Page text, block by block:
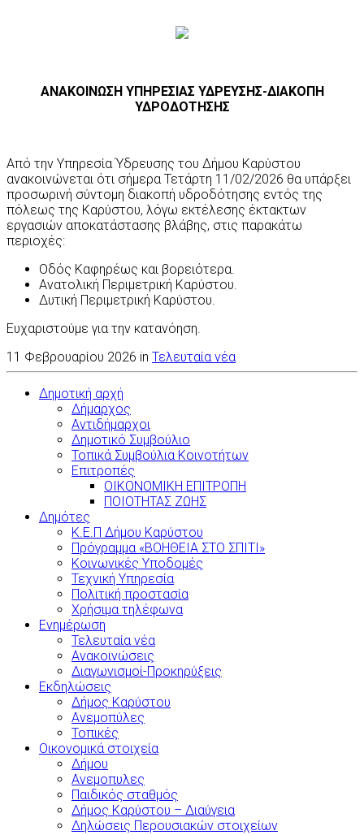
ΑΝΑΚΟΙΝΩΣΗ ΥΠΗΡΕΣΙΑΣ ΥΔΡΕΥΣΗΣ-ΔΙΑΚΟΠΗ
ΥΔΡΟΔΟΤΗΣΗΣ
Από την Υπηρεσία Ύδρευσης του Δήμου Καρύστου
ανακοινώνεται ότι σήμερα Τετάρτη 11/02/2026 θα υπάρξει
προσωρινή σύντομη διακοπή υδροδότησης εντός της
πόλεως της Καρύστου, λόγω εκτέλεσης έκτακτων
εργασιών αποκατάστασης βλάβης, στις παρακάτω
περιοχές:
Οδός Καφηρέως και βορειότερα.
Ανατολική Περιμετρική Καρύστου.
Δυτική Περιμετρική Καρύστου.
Ευχαριστούμε για την κατανόηση.
11 Φεβρουαρίου 2026 in Τελευταία νέα
Δημοτική αρχή
Δήμαρχος
Αντιδήμαρχοι
Δημοτικό Συμβούλιο
Τοπικά Συμβούλια Κοινοτήτων
Επιτροπές
ΟΙΚΟΝΟΜΙΚΗ ΕΠΙΤΡΟΠΗ
ΠΟΙΟΤΗΤΑΣ ΖΩΗΣ
Δημότες
Κ.Ε.Π Δήμου Καρύστου
Πρόγραμμα «ΒΟΗΘΕΙΑ ΣΤΟ ΣΠΙΤΙ»
Κοινωνικές Υποδομές
Τεχνική Υπηρεσία
Πολιτική προστασία
Χρήσιμα τηλέφωνα
Ενημέρωση
Τελευταία νέα
Ανακοινώσεις
Διαγωνισμοί-Προκηρύξεις
Εκδηλώσεις
Δήμος Καρύστου
Ανεμοπύλες
Τοπικές
Οικονομικά στοιχεία
Δήμου
Ανεμοπυλες
Παιδικός σταθμός
Δήμος Καρύστου – Διαύγεια
Δηλώσεις Περουσιακών στοιχείων